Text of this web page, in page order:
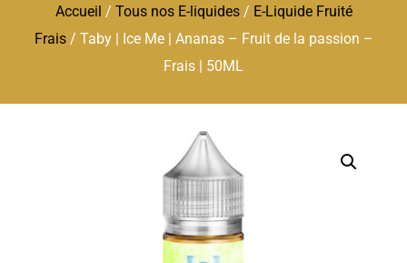
Accueil / Tous nos E-liquides/ E-Liquide Fruité
Frais/ Taby | Ice Me | Ananas – Fruit de la passion –
Frais | 50ML